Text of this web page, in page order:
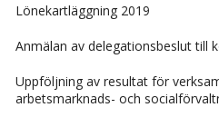
Lönekartläggning 2019
Anmälan av delegationsbeslut till
Uppföljning av resultat för
arbetsmarknads- och